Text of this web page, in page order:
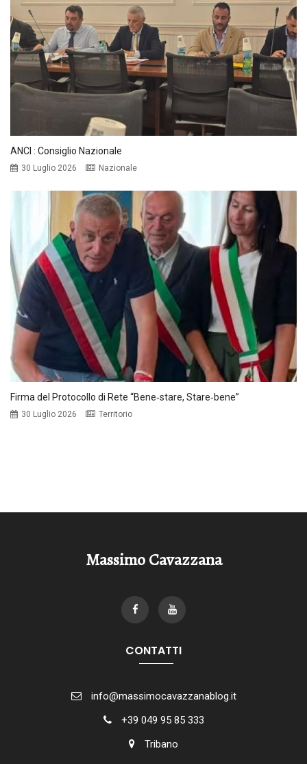
ANCI : Consiglio Nazionale
30 Luglio 2026 Nazionale
Firma del Protocollo di Rete “Bene‑stare, Stare‑bene”
30 Luglio 2026 Territorio
Massimo Cavazzana
CONTATTI
info@massimocavazzanablog.it
+39 049 95 85 333
Tribano